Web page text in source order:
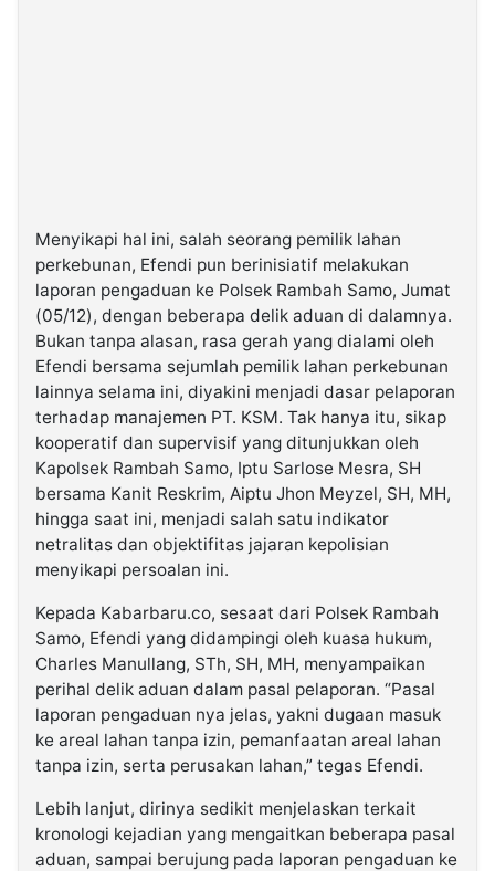
Menyikapi hal ini, salah seorang pemilik lahan
perkebunan, Efendi pun berinisiatif melakukan
laporan pengaduan ke Polsek Rambah Samo, Jumat
(05/12), dengan beberapa delik aduan di dalamnya.
Bukan tanpa alasan, rasa gerah yang dialami oleh
Efendi bersama sejumlah pemilik lahan perkebunan
lainnya selama ini, diyakini menjadi dasar pelaporan
terhadap manajemen PT. KSM. Tak hanya itu, sikap
kooperatif dan supervisif yang ditunjukkan oleh
Kapolsek Rambah Samo, Iptu Sarlose Mesra, SH
bersama Kanit Reskrim, Aiptu Jhon Meyzel, SH, MH,
hingga saat ini, menjadi salah satu indikator
netralitas dan objektifitas jajaran kepolisian
menyikapi persoalan ini.
Kepada Kabarbaru.co, sesaat dari Polsek Rambah
Samo, Efendi yang didampingi oleh kuasa hukum,
Charles Manullang, STh, SH, MH, menyampaikan
perihal delik aduan dalam pasal pelaporan. “Pasal
laporan pengaduan nya jelas, yakni dugaan masuk
ke areal lahan tanpa izin, pemanfaatan areal lahan
tanpa izin, serta perusakan lahan,” tegas Efendi.
Lebih lanjut, dirinya sedikit menjelaskan terkait
kronologi kejadian yang mengaitkan beberapa pasal
aduan, sampai berujung pada laporan pengaduan ke